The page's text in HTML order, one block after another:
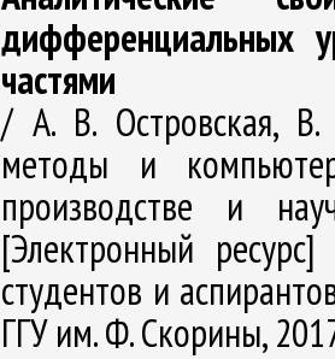
дифференциальных
частями
/ А. В. Островская,
методы и
производстве и
[Электронный
студентов и
ГГУ им. Ф. Скорины,